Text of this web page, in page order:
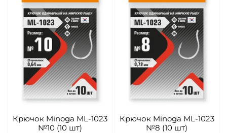
Крючок Minoga ML-1023
№10 (10 шт)
Крючок Minoga ML-1023
№8 (10 шт)